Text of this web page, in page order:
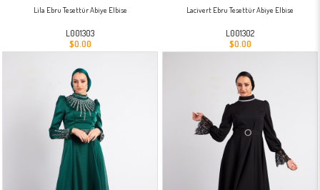
Lila Ebru Tesettür Abiye Elbise
L001303
$0.00
Lacivert Ebru Tesettür Abiye Elbise
L001302
$0.00